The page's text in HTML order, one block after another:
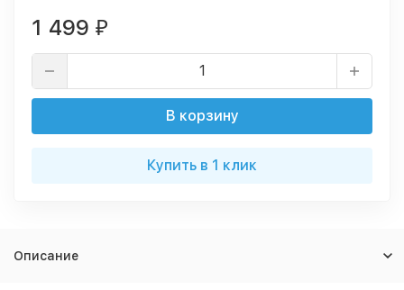
1 499 ₽
В корзину
Купить в 1 клик
Описание